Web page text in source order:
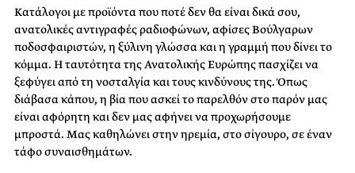
Κατάλογοι με προϊόντα που ποτέ δεν θα είναι δικά σου,
ανατολικές αντιγραφές ραδιοφώνων, αφίσες Βούλγαρων
ποδοσφαιριστών, η ξύλινη γλώσσα και η γραμμή που δίνει το
κόμμα. Η ταυτότητα της Ανατολικής Ευρώπης πασχίζει να
ξεφύγει από τη νοσταλγία και τους κινδύνους της. Όπως
διάβασα κάπου, η βία που ασκεί το παρελθόν στο παρόν μας
είναι αφόρητη και δεν μας αφήνει να προχωρήσουμε
μπροστά. Μας καθηλώνει στην ηρεμία, στο σίγουρο, σε έναν
τάφο συναισθημάτων.